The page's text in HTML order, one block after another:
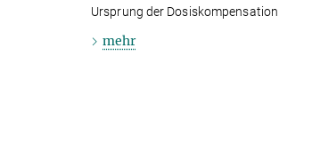
Ursprung der Dosiskompensation
mehr